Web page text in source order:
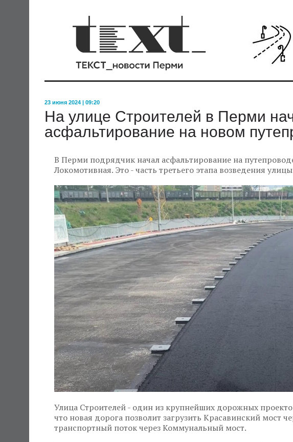
23 июня 2024 | 09:20
На улице Строителей в Перми
асфальтирование на новом
В Перми подрядчик начал асфальтирование на
Локомотивная. Это - часть третьего этапа возведения
Улица Строителей - один из крупнейших дорожных
что новая дорога позволит загрузить Красавинский мост
транспортный поток через Коммунальный мост.